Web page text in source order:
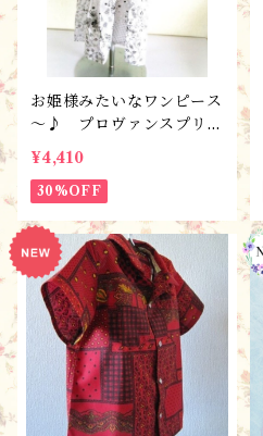
お姫様みたいなワンピース
～♪ プロヴァンスプリン
ト・フランス製こども服
（100サイズ）・ハンドメ
イド ・ ワンピース・ク
完成品/1点限り
¥4,410
30%OFF